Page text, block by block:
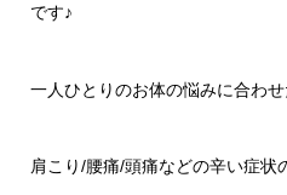
です♪
一人ひとりのお体の悩みに合わ
肩こり/腰痛/頭痛などの辛い症状